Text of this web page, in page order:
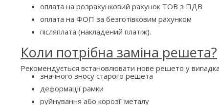
оплата на розрахунковий рахунок ТОВ з ПДВ
оплата на ФОП за безготівковим рахунком
післяплата (накладений платіж).
Коли потрібна заміна решета?
Рекомендується встановлювати нове решето у
значного зносу старого решета
деформації рамки
руйнування або корозії металу